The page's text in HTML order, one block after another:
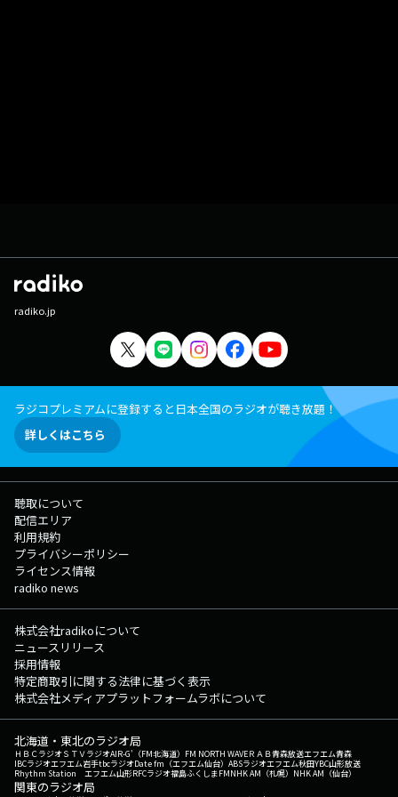
radiko.jp
ラジコプレミアムに登録すると日本全国のラジオが聴き放題！
詳しくはこちら
聴取について
配信エリア
利用規約
プライバシーポリシー
ライセンス情報
radiko news
株式会社radikoについて
ニュースリリース
採用情報
特定商取引に関する法律に基づく表示
株式会社メディアプラットフォームラボについて
北海道・東北のラジオ局
ＨＢＣラジオＳＴＶラジオAIR-G'（FM北海道） FM NORTH WAVEＲＡＢ青森放送エフエム青森
IBCラジオエフエム岩手tbcラジオDate fm（エフエム仙台） ABSラジオエフエム秋田YBC山形放送
Rhythm Station エフエム山形RFCラジオ福島ふくしまFMNHK AM（札幌） NHK AM（仙台）
関東のラジオ局